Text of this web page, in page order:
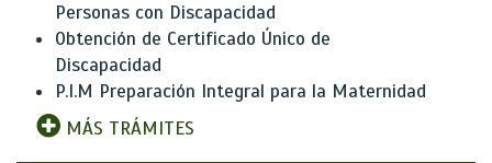
Personas con Discapacidad
Obtención de Certificado Único de
Discapacidad
P.I.M Preparación Integral para la Maternidad
MÁS TRÁMITES